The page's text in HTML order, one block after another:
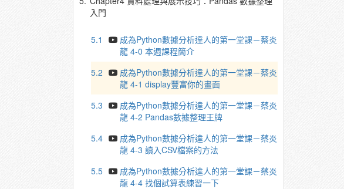
入門
5.1
成為Python數據分析達人的第一堂課－蔡炎
龍 4-0 本週課程簡介
5.2
成為Python數據分析達人的第一堂課－蔡炎
龍 4-1 display豐富你的畫面
5.3
成為Python數據分析達人的第一堂課－蔡炎
龍 4-2 Pandas數據整理王牌
5.4
成為Python數據分析達人的第一堂課－蔡炎
龍 4-3 讀入CSV檔案的方法
5.5
成為Python數據分析達人的第一堂課－蔡炎
龍 4-4 找個試算表練習一下